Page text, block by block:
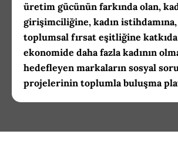
üretim gücünün farkında olan,
girişimciliğine, kadın
toplumsal fırsat eşitliğine
ekonomide daha fazla kadının
hedefleyen markaların sosyal
projelerinin toplumla buluşma